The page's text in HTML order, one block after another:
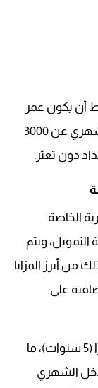
أن يكون عمر
العميل 21 عامًا على الأقل، وألا يقل دخله الشهري عن 3000
دون تعثر.
الخاصة
قيمة التمويل، ويتم
من أبرز المزايا
على
كما يمنح البنك فترة سداد تصل إلى 60 شهرًا (5 سنوات)، ما
الشهري